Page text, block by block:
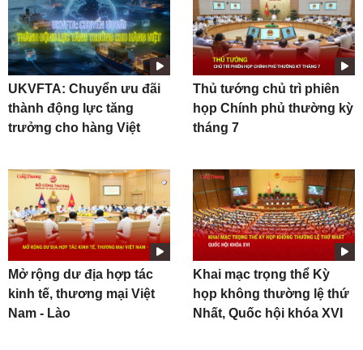
UKVFTA: Chuyển ưu đãi
thành động lực tăng
trưởng cho hàng Việt
Thủ tướng chủ trì phiên
họp Chính phủ thường kỳ
tháng 7
Mở rộng dư địa hợp tác
kinh tế, thương mại Việt
Nam - Lào
Khai mạc trọng thể Kỳ
họp không thường lệ thứ
Nhất, Quốc hội khóa XVI